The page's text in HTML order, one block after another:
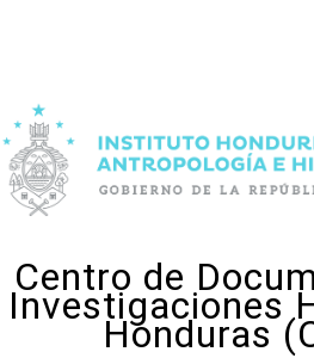
Centro de
Investigaciones
Honduras